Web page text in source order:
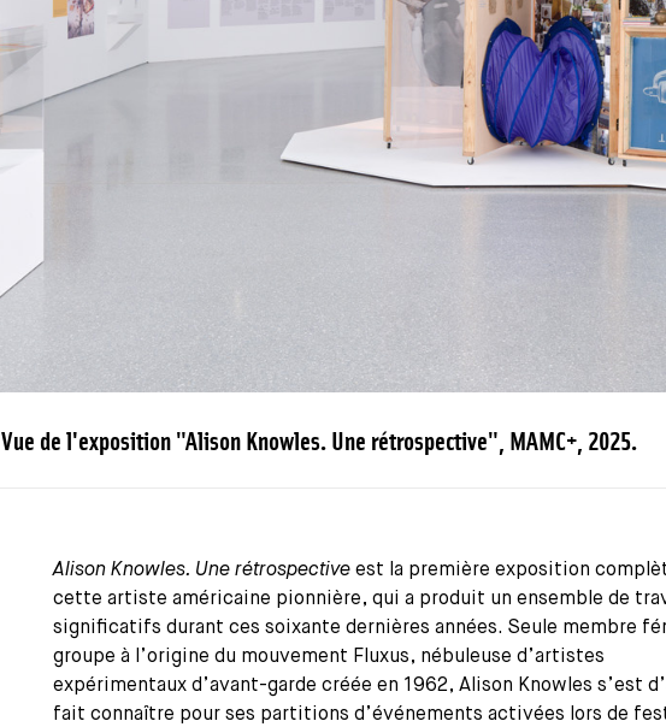
Vue de l'exposition "Alison Knowles. Une rétrospective", MAMC+, 2025.
Alison Knowles. Une rétrospective est la première exposition
cette artiste américaine pionnière, qui a produit un ensemble de
significatifs durant ces soixante dernières années. Seule membre
groupe à l’origine du mouvement Fluxus, nébuleuse d’artistes
expérimentaux d’avant-garde créée en 1962, Alison Knowles s’est
fait connaître pour ses partitions d’événements activées lors de